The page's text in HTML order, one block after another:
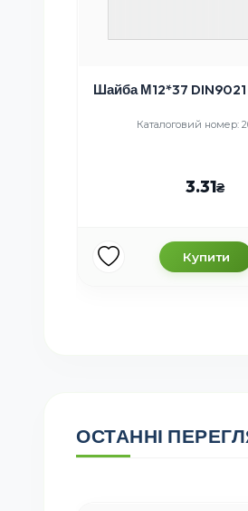
Шайба М12*37 DIN9021
Каталоговий номер:
3.31
Купити
ОСТАННІ